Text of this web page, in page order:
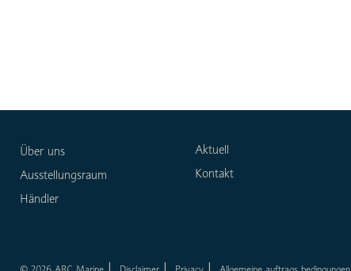
Über uns
Ausstellungsraum
Händler
Aktuell
Kontakt